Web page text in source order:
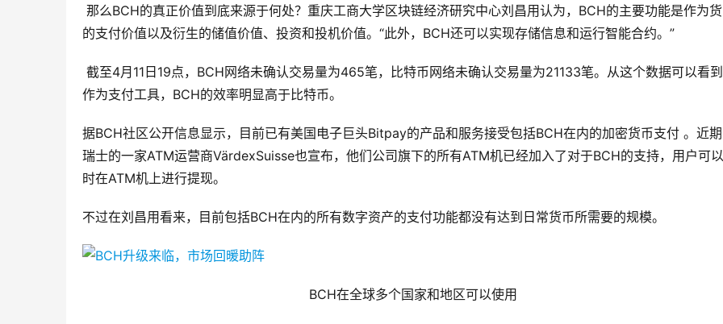
那么BCH的真正价值到底来源于何处？重庆工商大学区块链经济研究中心刘昌用认为，BCH的主要功能是作为
的支付价值以及衍生的储值价值、投资和投机价值。“此外，BCH还可以实现存储信息和运行智能合约。”
截至4月11日19点，BCH网络未确认交易量为465笔，比特币网络未确认交易量为21133笔。从这个数据可以看到
作为支付工具，BCH的效率明显高于比特币。
据BCH社区公开信息显示，目前已有美国电子巨头Bitpay的产品和服务接受包括BCH在内的加密货币支付 。近期
瑞士的一家ATM运营商VärdexSuisse也宣布，他们公司旗下的所有ATM机已经加入了对于BCH的支持，用户可
时在ATM机上进行提现。
不过在刘昌用看来，目前包括BCH在内的所有数字资产的支付功能都没有达到日常货币所需要的规模。
BCH在全球多个国家和地区可以使用